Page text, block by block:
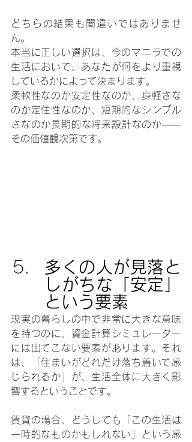
どちらの結果も間違いではありませ
ん。
本当に正しい選択は、今のマニラでの
生活において、あなたが何をより重視
しているかによって決まります。
柔軟性なのか安定性なのか、身軽さな
のか定住性なのか、短期的なシンプル
さなのか長期的な将来設計なのか――
その価値観次第です。
多くの人が見落と
しがちな「安定」
という要素
現実の暮らしの中で非常に大きな意味
を持つのに、資金計算シミュレーター
には出てこない要素があります。それ
は、「住まいがどれだけ落ち着いて感
じられるか」が、生活全体に大きく影
響するということです。
賃貸の場合、どうしても「この生活は
一時的なものかもしれない」という感